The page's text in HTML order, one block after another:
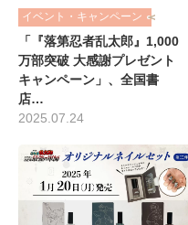
イベント・キャンペーン
「『落第忍者乱太郎』1,000
万部突破 大感謝プレゼント
キャンペーン」、全国書
店…
2025.07.24